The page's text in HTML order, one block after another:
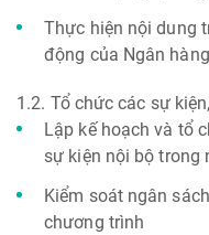
Thực hiện nội dung
động của Ngân
1.2. Tổ chức các sự
Lập kế hoạch và tổ
sự kiện nội bộ trong
Kiểm soát ngân
chương trình